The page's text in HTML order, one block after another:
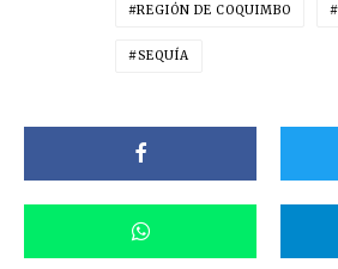
REGIÓN DE COQUIMBO
SEQUÍA